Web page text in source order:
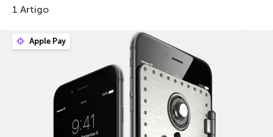
1 Artigo
Apple Pay